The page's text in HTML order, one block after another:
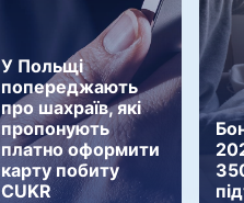
У Польщі
попереджають
про шахраїв, які
пропонують
платно оформити
карту побиту
CUKR